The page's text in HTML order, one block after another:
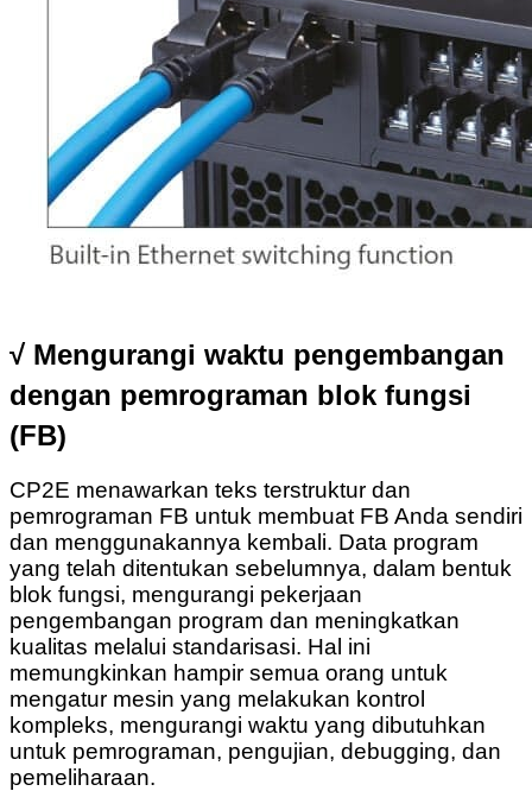
√ Mengurangi waktu pengembangan
dengan pemrograman blok fungsi
(FB)
CP2E menawarkan teks terstruktur dan
pemrograman FB untuk membuat FB Anda sendiri
dan menggunakannya kembali. Data program
yang telah ditentukan sebelumnya, dalam bentuk
blok fungsi, mengurangi pekerjaan
pengembangan program dan meningkatkan
kualitas melalui standarisasi. Hal ini
memungkinkan hampir semua orang untuk
mengatur mesin yang melakukan kontrol
kompleks, mengurangi waktu yang dibutuhkan
untuk pemrograman, pengujian, debugging, dan
pemeliharaan.